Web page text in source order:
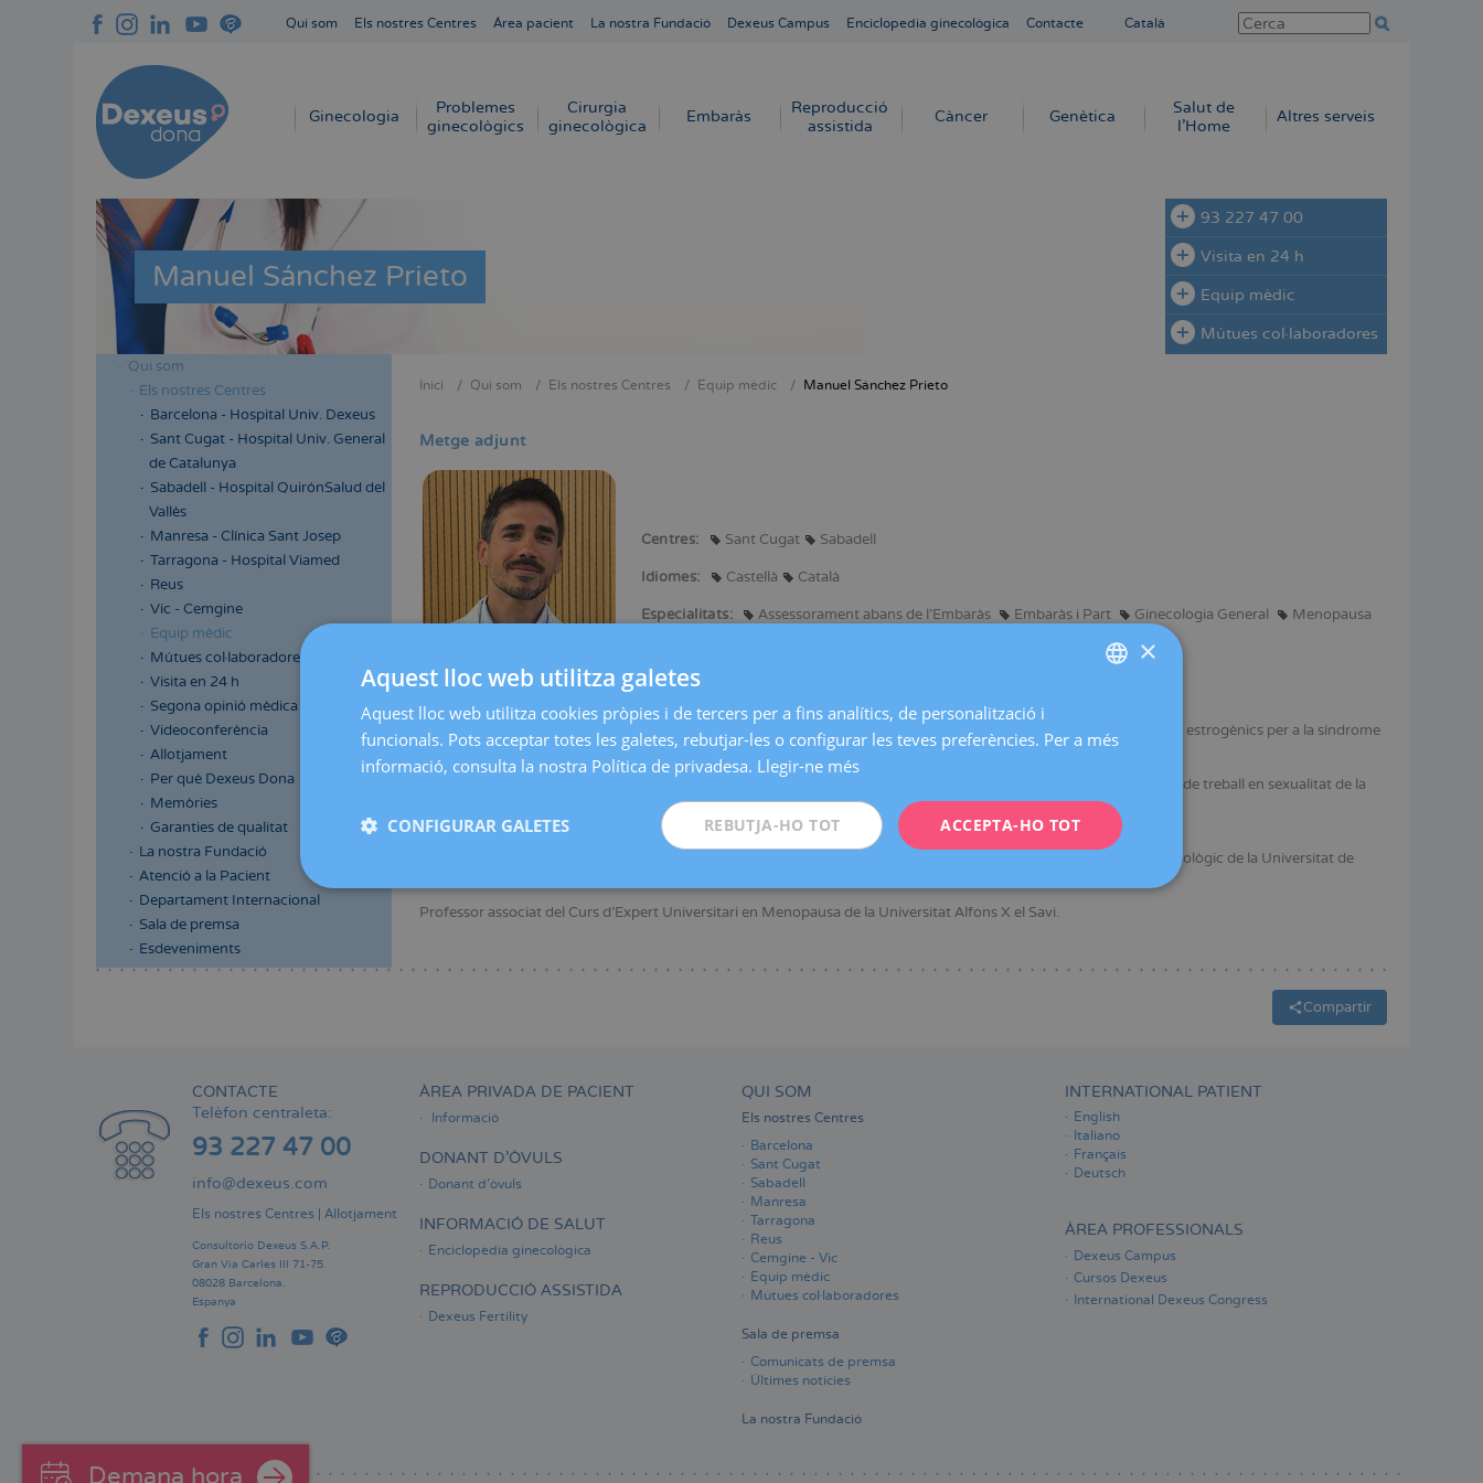
Qui som Els nostres Centres Área pacient La nostra Fundació Dexeus Campus Enciclopedia ginecológica Contacte Català
Navegación
Ginecologia
Problemes
ginecològics
Cirurgia
ginecològica
Embaràs
Reproducció
assistida
Càncer Genètica
Salut de
l'Home
Altres serveis
Manuel Sánchez Prieto
93 227 47 00
Visita en 24 h
Equip mèdic
Mútues col·laboradores
Menú
lateral
cabecera
Qui som
Els nostres Centres
Barcelona - Hospital Univ. Dexeus
Sant Cugat - Hospital Univ. General
de Catalunya
Sabadell - Hospital QuirónSalud del
Vallès
Manresa - Clínica Sant Josep
Tarragona - Hospital Viamed
Reus
Vic - Cemgine
Equip mèdic
Mútues col·laboradores
Visita en 24 h
Segona opinió mèdica
Videoconferència
Allotjament
Per què Dexeus Dona
Memòries
Garanties de qualitat
La nostra Fundació
Atenció a la Pacient
Departament Internacional
Sala de premsa
Esdeveniments
d'Ariadna
Inici Qui som Els nostres Centres Equip mèdic Manuel Sánchez Prieto
Metge adjunt
Centres: Sant Cugat Sabadell
Idiomes: Castellà Català
Especialitats: Assessorament abans de l'Embaràs Embaràs i Part Ginecologia General Menopausa
Ginecòleg especialitzat en menopausa, amb màster en ginecologia oncològica i doctorat centrat en tractaments no estrogènics per a la síndrome
genitourinària de la menopausa.
Membre del grup de joves de l'Associació Espanyola per a l'Estudi de la Menopausa (AEEM) i coordinador de la línia de treball en sexualitat de la
Autor de múltiples publicacions en revistes nacionals i internacionals i ponent habitual en congressos nacionals.
Professor en el Màster de Formació Permanent en Medicina i Ginecologia Cosmètica, Estètica i de l'Envelliment Fisiològic de la Universitat de
Professor associat del Curs d'Expert Universitari en Menopausa de la Universitat Alfons X el Savi.
Demana hora
Compartir
CONTACTE
Telèfon centraleta:
93 227 47 00
info@dexeus.com
Els nostres Centres | Allotjament
Consultorio Dexeus S.A.P.
Gran Via Carles III 71-75.
08028 Barcelona.
Espanya
ÀREA PRIVADA DE PACIENT
Informació
DONANT D'ÒVULS
Donant d'òvuls
INFORMACIÓ DE SALUT
Enciclopèdia ginecològica
REPRODUCCIÓ ASSISTIDA
Dexeus Fertility
QUI SOM
Els nostres Centres
Barcelona
Sant Cugat
Sabadell
Manresa
Tarragona
Reus
Cemgine - Vic
Equip mèdic
Mútues col·laboradores
Sala de premsa
Comunicats de premsa
Últimes notícies
La nostra Fundació
INTERNATIONAL PATIENT
English
Italiano
Français
Deutsch
ÀREA PROFESSIONALS
Dexeus Campus
Cursos Dexeus
International Dexeus Congress
CATALÀ
FRENCH
×
Aquest lloc web utilitza galetes
Aquest lloc web utilitza cookies pròpies i de tercers per a fins analítics, de personalització i
funcionals. Pots acceptar totes les galetes, rebutjar-les o configurar les teves preferències. Per a més
informació, consulta la nostra Política de privadesa. Llegir-ne més
ACCEPTA-HO TOT
REBUTJA-HO TOT
CONFIGURAR GALETES